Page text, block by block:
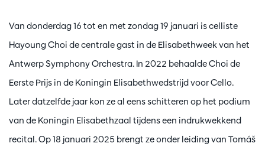
Van donderdag 16 tot en met zondag 19 januari is celliste
Hayoung Choi de centrale gast in de Elisabethweek van het
Antwerp Symphony Orchestra. In 2022 behaalde Choi de
Eerste Prijs in de Koningin Elisabethwedstrijd voor Cello.
Later datzelfde jaar kon ze al eens schitteren op het podium
van de Koningin Elisabethzaal tijdens een indrukwekkend
recital. Op 18 januari 2025 brengt ze onder leiding van Tomáš